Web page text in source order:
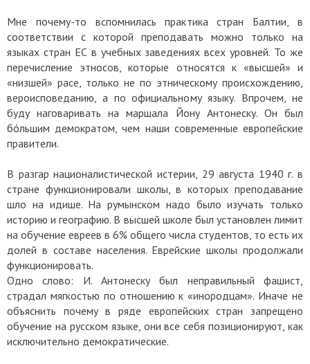
Мне почему-то вспомнилась практика стран Балтии, в
соответствии с которой преподавать можно только на
языках стран ЕС в учебных заведениях всех уровней. То же
перечисление этносов, которые относятся к «высшей» и
«низшей» расе, только не по этническому происхождению,
вероисповеданию, а по официальному языку. Впрочем, не
буду наговаривать на маршала Йону Антонеску. Он был
бóльшим демократом, чем наши современные европейские
правители.
В разгар националистической истерии, 29 августа 1940 г. в
стране функционировали школы, в которых преподавание
шло на идише. На румынском надо было изучать только
историю и географию. В высшей школе был установлен лимит
на обучение евреев в 6% общего числа студентов, то есть их
долей в составе населения. Еврейские школы продолжали
функционировать.
Одно слово: И. Антонеску был неправильный фашист,
страдал мягкостью по отношению к «инородцам». Иначе не
объяснить почему в ряде европейских стран запрещено
обучение на русском языке, они все себя позиционируют, как
исключительно демократические.